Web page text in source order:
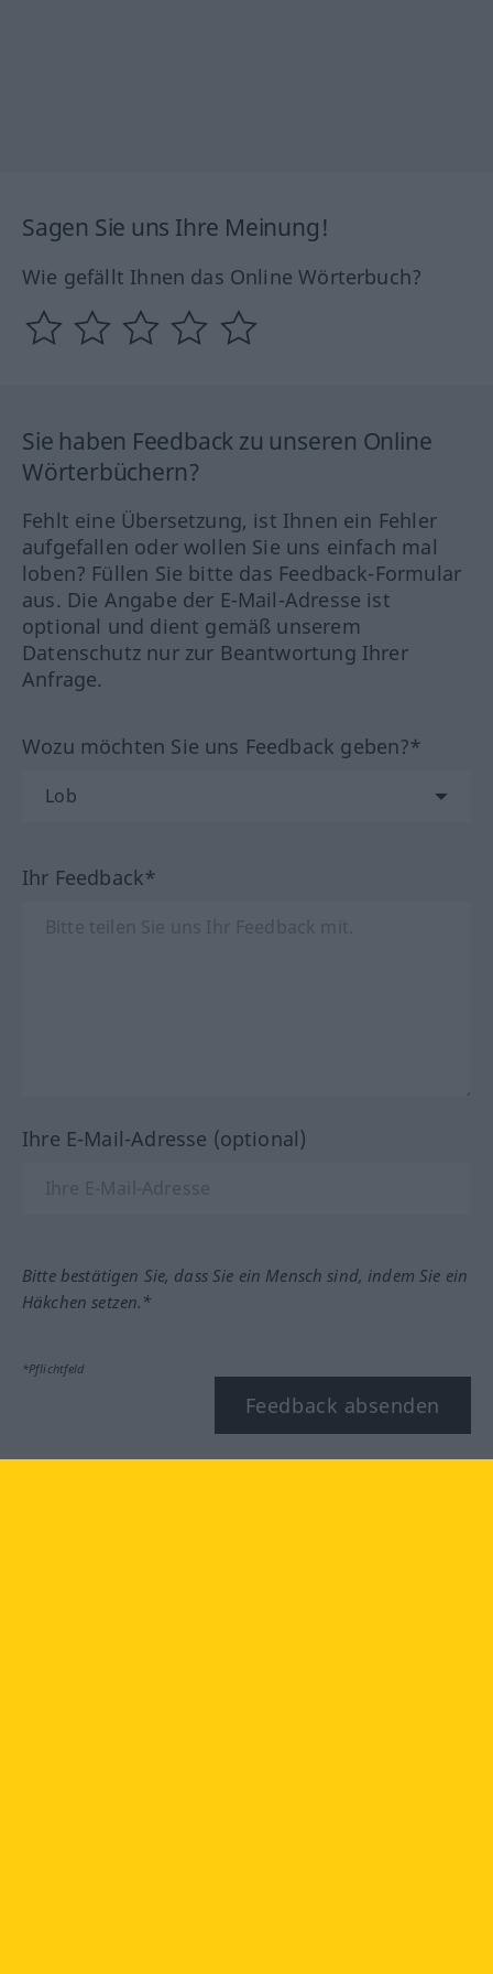
Sagen Sie uns Ihre Meinung!
Wie gefällt Ihnen das Online Wörterbuch?
Sie haben Feedback zu unseren Online
Wörterbüchern?
Fehlt eine Übersetzung, ist Ihnen ein Fehler
aufgefallen oder wollen Sie uns einfach mal
loben? Füllen Sie bitte das Feedback-Formular
aus. Die Angabe der E-Mail-Adresse ist
optional und dient gemäß unserem
Datenschutz nur zur Beantwortung Ihrer
Anfrage.
Wozu möchten Sie uns Feedback geben?*
Ihr Feedback*
Ihre E-Mail-Adresse (optional)
Bitte bestätigen Sie, dass Sie ein Mensch sind, indem Sie ein
Häkchen setzen.*
*Pflichtfeld
Feedback absenden